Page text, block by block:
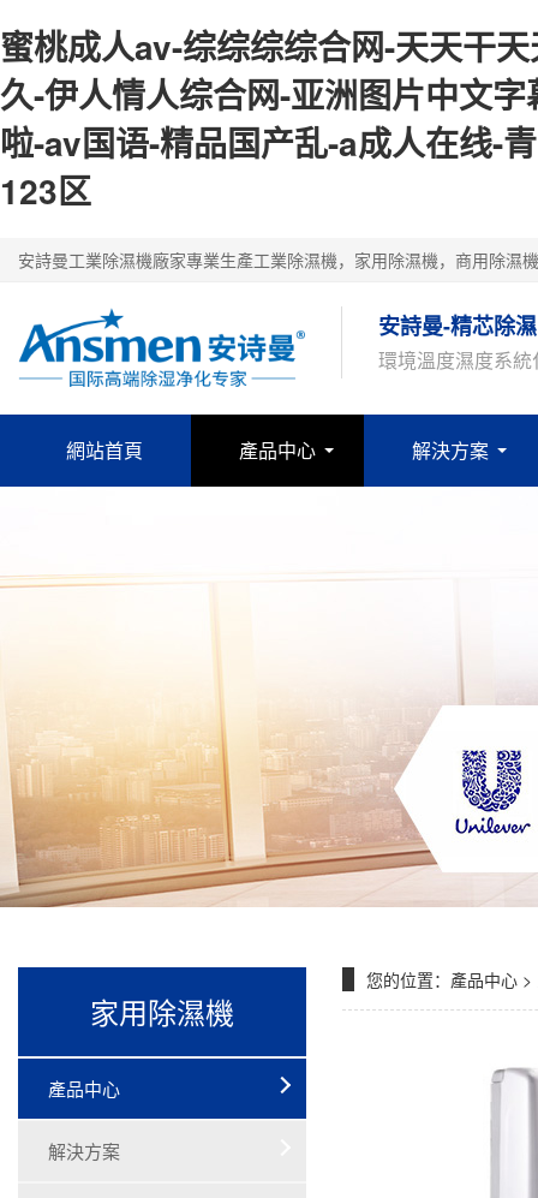
蜜桃成人av-综综综综合网-天天干
久-伊人情人综合网-亚洲图片中文
啦-av国语-精品国产乱-a成人在线-
123区
安詩曼工業除濕機廠家專業生產工業除濕機，家用除濕機，商用除濕
安詩曼-精芯除
環境溫度濕度系
網站首頁 產品中心 解決方案
家用除濕機
產品中心
解決方案
您的位置： 產品中心 >